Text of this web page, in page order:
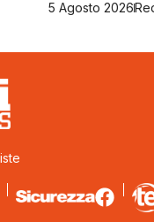
5 Agosto 2026